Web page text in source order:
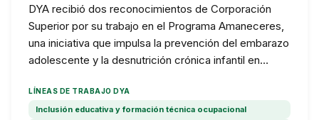
DYA recibió dos reconocimientos de Corporación
Superior por su trabajo en el Programa Amaneceres,
una iniciativa que impulsa la prevención del embarazo
adolescente y la desnutrición crónica infantil en
LÍNEAS DE TRABAJO DYA
Inclusión educativa y formación técnica ocupacional